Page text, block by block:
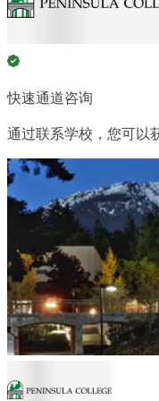
快速通道咨询
通过联系学校，您可以